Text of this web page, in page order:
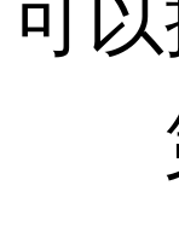
可
第